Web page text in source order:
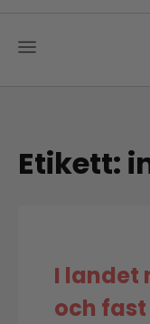
Etikett:
I landet
och fast